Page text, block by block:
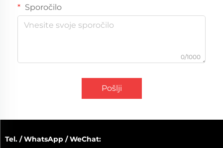
Sporočilo
0/1000
Pošlji
Tel. / WhatsApp / WeChat: